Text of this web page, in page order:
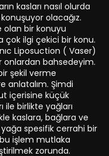
kasları nasıl olurda
olacağız.
olan bir konuyu
çok ilgi çekici bir konu.
Liposuction ( Vaser)
onlardan bahsedeyim.
şekil verme
anlatalım. Şimdi
içerisine küçük
ile birlikte yağları
kaslara, bağlara ve
spesifik cerrahi bir
işlem mutlaka
zorunda.